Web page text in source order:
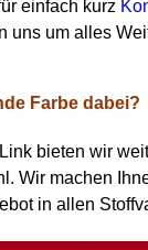
einfach kurz
uns um alles
Farbe dabei?
bieten wir
Wir machen
in allen